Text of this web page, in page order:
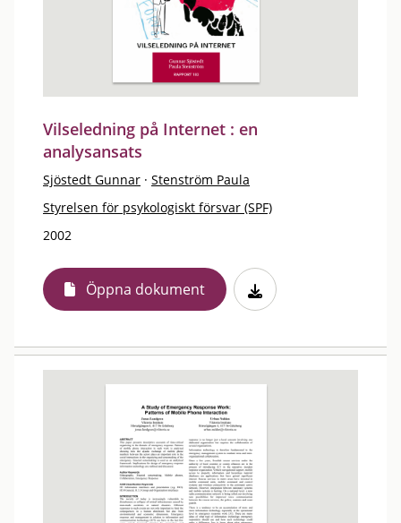
Vilseledning på Internet : en
analysansats
Sjöstedt Gunnar · Stenström Paula
Styrelsen för psykologiskt försvar (SPF)
2002
Öppna dokument